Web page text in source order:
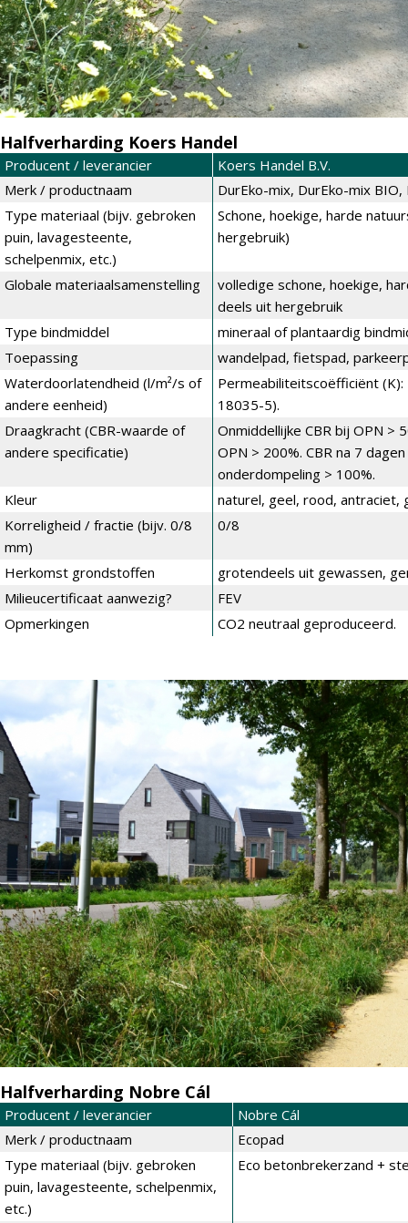
Halfverharding Koers Handel
Producent / leverancier
Koers Handel B.V.
Merk / productnaam
DurEko-mix, DurEko-mix
Type materiaal (bijv. gebroken
puin, lavagesteente,
schelpenmix, etc.)
Schone, hoekige, harde
hergebruik)
Globale materiaalsamenstelling
volledige schone, hoekige,
deels uit hergebruik
Type bindmiddel
mineraal of plantaardig
Toepassing
wandelpad, fietspad,
Waterdoorlatendheid (l/m²/s of
andere eenheid)
Permeabiliteitscoëfficiënt
18035-5).
Draagkracht (CBR-waarde of
andere specificatie)
Onmiddellijke CBR bij OPN >
OPN > 200%. CBR na 7
onderdompeling > 100%.
Kleur
naturel, geel, rood, antraciet,
Korreligheid / fractie (bijv. 0/8
mm)
0/8
Herkomst grondstoffen
grotendeels uit gewassen,
Milieucertificaat aanwezig?
FEV
Opmerkingen
CO2 neutraal geproduceerd.
Halfverharding Nobre Cál
Producent / leverancier
Nobre Cál
Merk / productnaam
Ecopad
Type materiaal (bijv. gebroken
puin, lavagesteente, schelpenmix,
etc.)
Eco betonbrekerzand +